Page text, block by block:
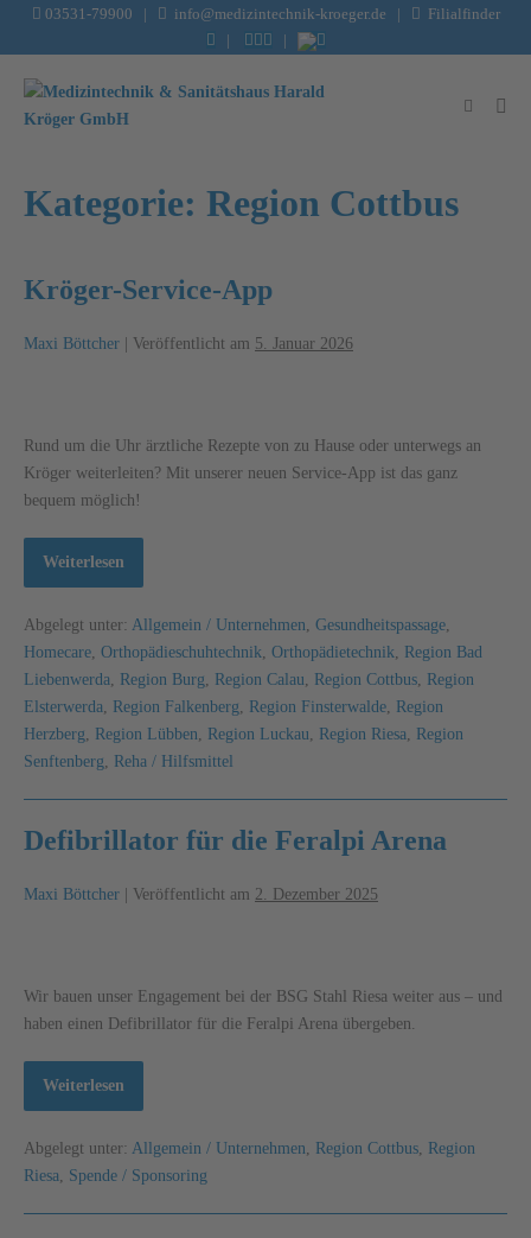
03531-79900 | info@medizintechnik-kroeger.de |
Filialfinder
|
|
Kategorie: Region Cottbus
Kröger-Service-App
Maxi Böttcher Veröffentlicht am 5. Januar 2026
Rund um die Uhr ärztliche Rezepte von zu Hause oder unterwegs an
Kröger weiterleiten? Mit unserer neuen Service-App ist das ganz
bequem möglich!
Weiterlesen
Abgelegt unter: Allgemein / Unternehmen, Gesundheitspassage,
Homecare, Orthopädieschuhtechnik, Orthopädietechnik, Region Bad
Liebenwerda, Region Burg, Region Calau, Region Cottbus, Region
Elsterwerda, Region Falkenberg, Region Finsterwalde, Region
Herzberg, Region Lübben, Region Luckau, Region Riesa, Region
Senftenberg, Reha / Hilfsmittel
Defibrillator für die Feralpi Arena
Maxi Böttcher Veröffentlicht am 2. Dezember 2025
Wir bauen unser Engagement bei der BSG Stahl Riesa weiter aus – und
haben einen Defibrillator für die Feralpi Arena übergeben.
Weiterlesen
Abgelegt unter: Allgemein / Unternehmen, Region Cottbus, Region
Riesa, Spende / Sponsoring